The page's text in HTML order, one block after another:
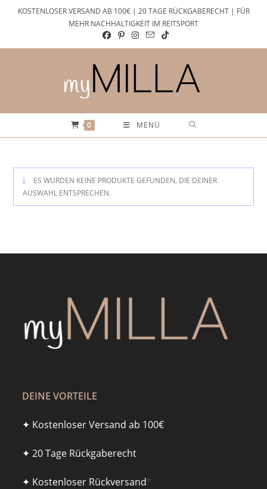
KOSTENLOSER VERSAND AB 100€ | 20 TAGE RÜCKGABERECHT | FÜR
MEHR NACHHALTIGKEIT IM REITSPORT
0 MENÜ
ES WURDEN KEINE PRODUKTE GEFUNDEN, DIE DEINER
AUSWAHL ENTSPRECHEN.
DEINE VORTEILE
✦ Kostenloser Versand ab 100€
✦ 20 Tage Rückgaberecht
✦ Kostenloser Rückversand*